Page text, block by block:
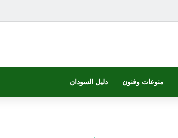
منوعات وفنون دليل السودان